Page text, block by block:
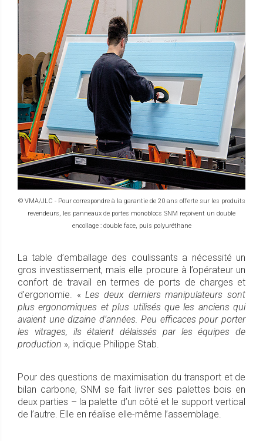
© VMA/JLC - Pour correspondre à la garantie de 20 ans offerte sur les produits
revendeurs, les panneaux de portes monoblocs SNM reçoivent un double
encollage : double face, puis polyuréthane
La table d’emballage des coulissants a nécessité un
gros investissement, mais elle procure à l’opérateur un
confort de travail en termes de ports de charges et
d’ergonomie. «Les deux derniers manipulateurs sont
plus ergonomiques et plus utilisés que les anciens qui
avaient une dizaine d’années. Peu efficaces pour porter
les vitrages, ils étaient délaissés par les équipes de
production », indique Philippe Stab.
Pour des questions de maximisation du transport et de
bilan carbone, SNM se fait livrer ses palettes bois en
deux parties – la palette d’un côté et le support vertical
de l’autre. Elle en réalise elle-même l’assemblage.